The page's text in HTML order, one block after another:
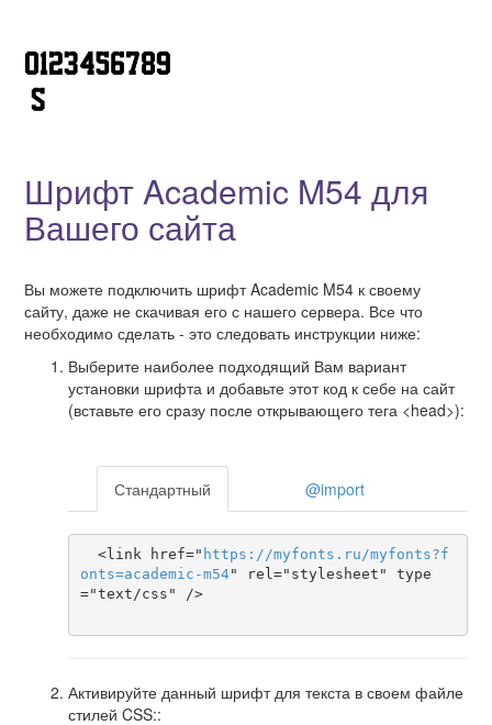
Шрифт Academic M54 для
Вашего сайта
Вы можете подключить шрифт Academic M54 к своему
сайту, даже не скачивая его с нашего сервера. Все что
необходимо сделать - это следовать инструкции ниже:
Выберите наиболее подходящий Вам вариант
установки шрифта и добавьте этот код к себе на сайт
(вставьте его сразу после открывающего тега <head>):
Стандартный @import
  <link href="
https ://myfonts . ru/myfonts?f
onts=academic-m54" rel="stylesheet" type
="text/css" />
Активируйте данный шрифт для текста в своем файле
стилей CSS::